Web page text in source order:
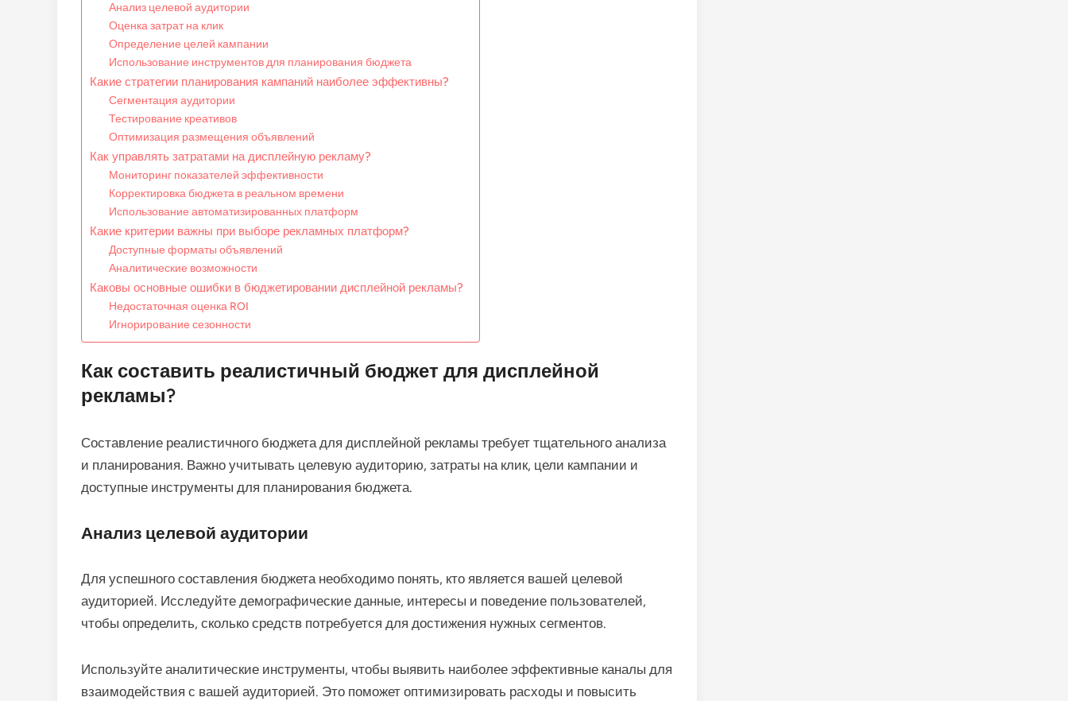
Анализ целевой аудитории
Оценка затрат на клик
Определение целей кампании
Использование инструментов для планирования бюджета
Какие стратегии планирования кампаний наиболее эффективны?
Сегментация аудитории
Тестирование креативов
Оптимизация размещения объявлений
Как управлять затратами на дисплейную рекламу?
Мониторинг показателей эффективности
Корректировка бюджета в реальном времени
Использование автоматизированных платформ
Какие критерии важны при выборе рекламных платформ?
Доступные форматы объявлений
Аналитические возможности
Каковы основные ошибки в бюджетировании дисплейной рекламы?
Недостаточная оценка ROI
Игнорирование сезонности
Как составить реалистичный бюджет для дисплейной
рекламы?
Составление реалистичного бюджета для дисплейной рекламы требует тщательного анализа
и планирования. Важно учитывать целевую аудиторию, затраты на клик, цели кампании и
доступные инструменты для планирования бюджета.
Анализ целевой аудитории
Для успешного составления бюджета необходимо понять, кто является вашей целевой
аудиторией. Исследуйте демографические данные, интересы и поведение пользователей,
чтобы определить, сколько средств потребуется для достижения нужных сегментов.
Используйте аналитические инструменты, чтобы выявить наиболее эффективные каналы для
взаимодействия с вашей аудиторией. Это поможет оптимизировать расходы и повысить